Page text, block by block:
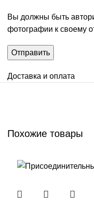
Вы должны быть
фотографии к своему
Доставка и оплата
Похожие товары